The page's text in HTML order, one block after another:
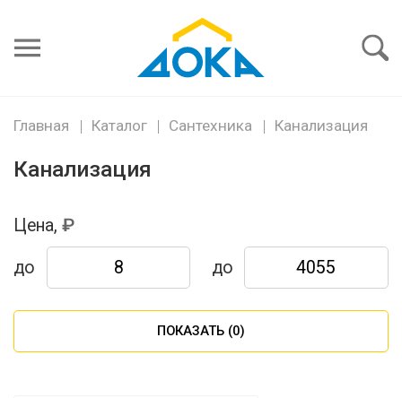
пароль
Главная Каталог Сантехника Канализация
Канализация
Цена,
до до
ПОКАЗАТЬ (0)